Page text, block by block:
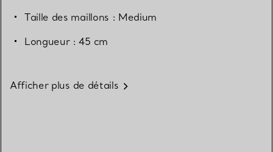
Taille des maillons : Medium
Longueur : 45 cm
Afficher plus de détails